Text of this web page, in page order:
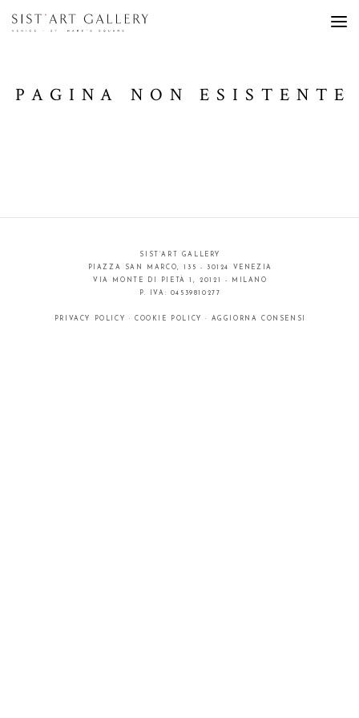
PAGINA NON ESISTENTE
SIST’ART GALLERY
PIAZZA SAN MARCO, 135 - 30124 VENEZIA
VIA MONTE DI PIETÀ 1, 20121 - MILANO
P. IVA: 04539810277
PRIVACY POLICY · COOKIE POLICY · AGGIORNA CONSENSI